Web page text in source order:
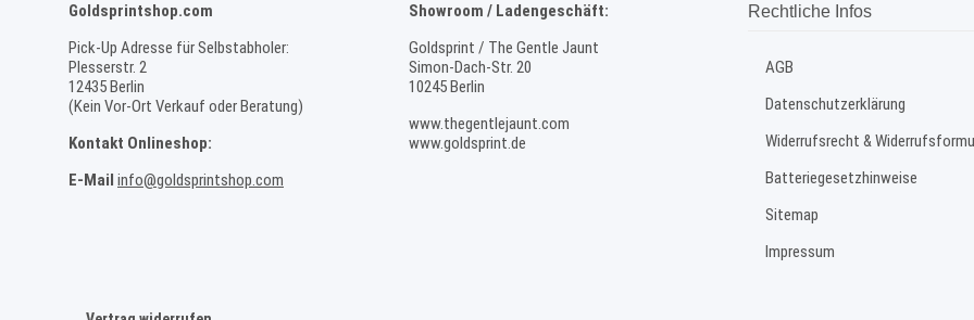
Goldsprintshop.com
Pick-Up Adresse für Selbstabholer:
Plesserstr. 2
12435 Berlin
(Kein Vor-Ort Verkauf oder Beratung)
Kontakt Onlineshop:
E-Mail info@goldsprintshop.com
Showroom / Ladengeschäft:
Goldsprint / The Gentle Jaunt
Simon-Dach-Str. 20
10245 Berlin
www.thegentlejaunt.com
www.goldsprint.de
Rechtliche Infos
AGB
Datenschutzerklärung
Widerrufsrecht &
Batteriegesetzhinweise
Sitemap
Impressum